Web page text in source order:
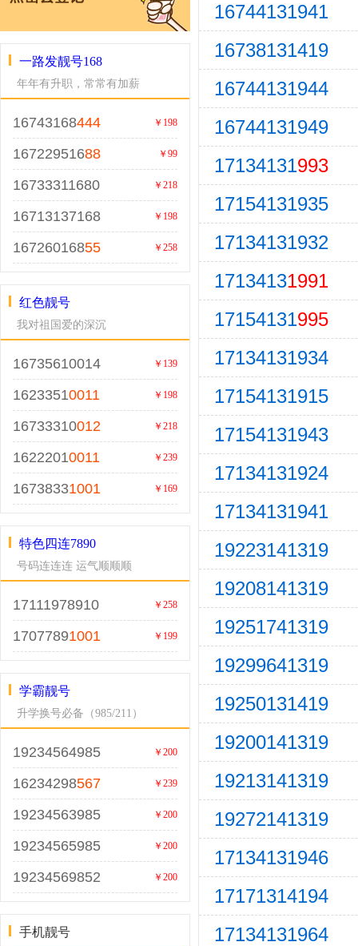
一路发靓号168
年年有升职，常常有加薪
16743168444 ￥198
16722951688 ￥99
16733311680 ￥218
16713137168 ￥198
16726016855 ￥258
红色靓号
我对祖国爱的深沉
16735610014 ￥139
16233510011 ￥198
16733310012 ￥218
16222010011 ￥239
16738331001 ￥169
特色四连7890
号码连连连 运气顺顺顺
17111978910 ￥258
17077891001 ￥199
学霸靓号
升学换号必备（985/211）
19234564985 ￥200
16234298567 ￥239
19234563985 ￥200
19234565985 ￥200
19234569852 ￥200
手机靓号
16744131941
16738131419
16744131944
16744131949
17134131993
17154131935
17134131932
17134131991
17154131995
17134131934
17154131915
17154131943
17134131924
17134131941
19223141319
19208141319
19251741319
19299641319
19250131419
19200141319
19213141319
19272141319
17134131946
17171314194
17134131964